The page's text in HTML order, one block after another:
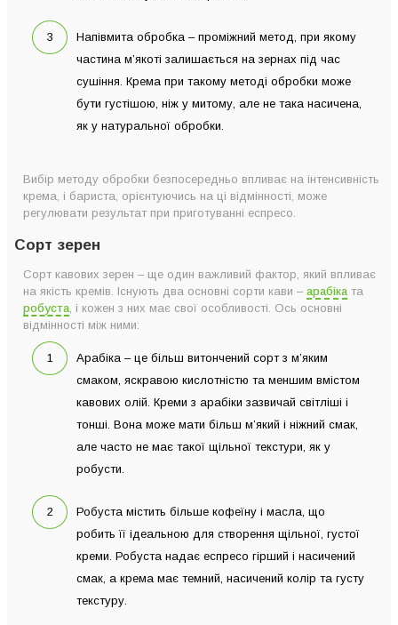
Напівмита обробка – проміжний метод, при якому
частина м’якоті залишається на зернах під час
сушіння. Крема при такому методі обробки може
бути густішою, ніж у митому, але не така насичена,
як у натуральної обробки.
Вибір методу обробки безпосередньо впливає на інтенсивність
крема, і бариста, орієнтуючись на ці відмінності, може
регулювати результат при приготуванні еспресо.
Сорт зерен
Сорт кавових зерен – ще один важливий фактор, який впливає
на якість кремів. Існують два основні сорти кави – арабіка та
робуста , і кожен з них має свої особливості. Ось основні
відмінності між ними:
Арабіка – це більш витончений сорт з м’яким
смаком, яскравою кислотністю та меншим вмістом
кавових олій. Креми з арабіки зазвичай світліші і
тонші. Вона може мати більш м’який і ніжний смак,
але часто не має такої щільної текстури, як у
робусти.
Робуста містить більше кофеїну і масла, що
робить її ідеальною для створення щільної, густої
креми. Робуста надає еспресо гірший і насичений
смак, а крема має темний, насичений колір та густу
текстуру.